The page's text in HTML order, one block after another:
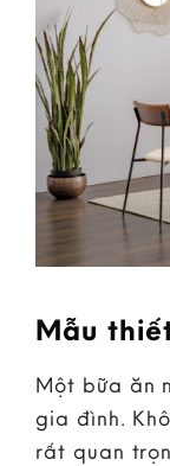
Mẫu
Một bữa ăn
gia đình.
rất quan